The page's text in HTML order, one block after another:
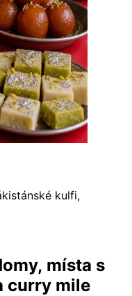
kulfi,
místa s
curry mile